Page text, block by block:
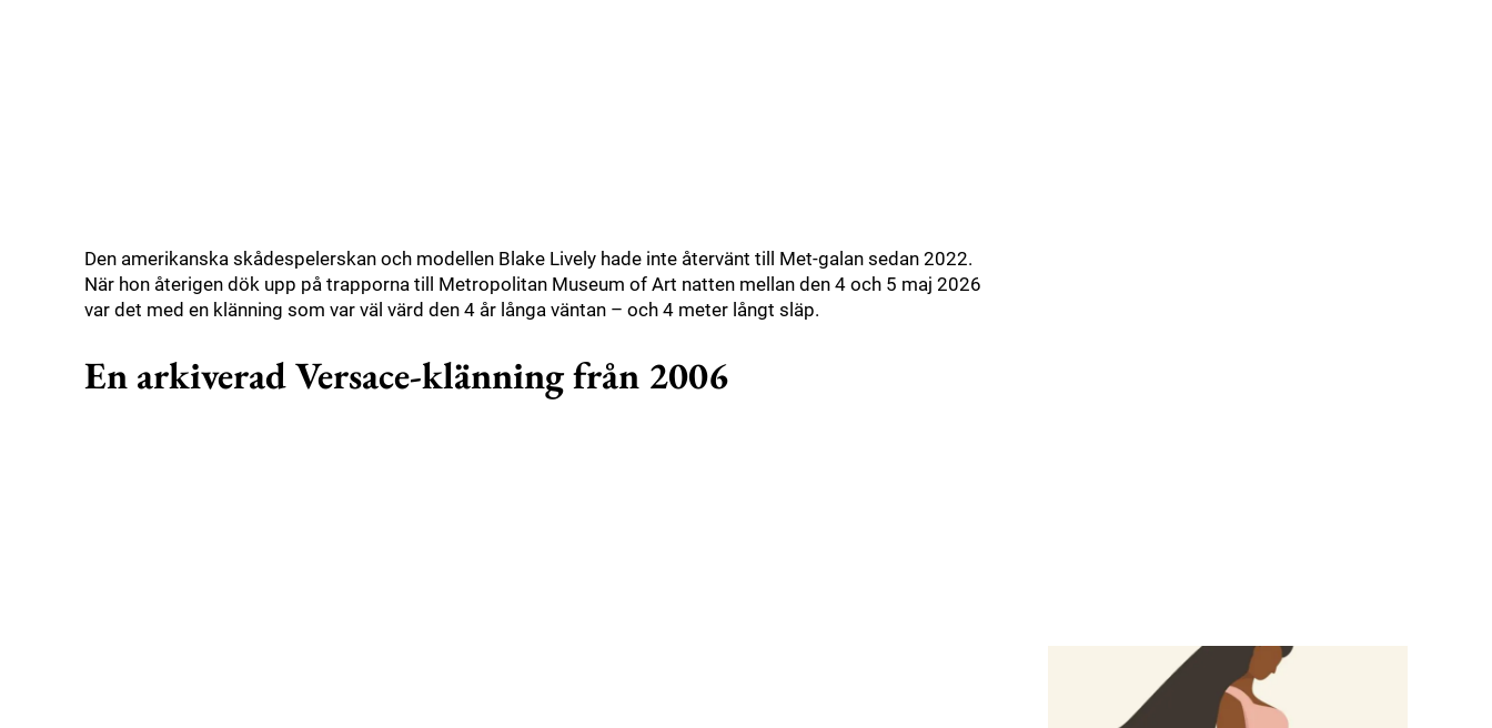
Den amerikanska skådespelerskan och modellen Blake Lively hade inte återvänt till Met-galan sedan 2022.
När hon återigen dök upp på trapporna till Metropolitan Museum of Art natten mellan den 4 och 5 maj 2026
var det med en klänning som var väl värd den 4 år långa väntan – och 4 meter långt släp.
En arkiverad Versace-klänning från 2006